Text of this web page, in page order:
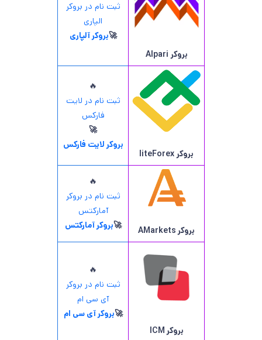
بروکر Alpari
ثبت نام در بروکر
الپاری
🚀بروکر آلپاری
بروکر liteForex
🔥
ثبت نام در لایت
فارکس
🚀
بروکر لایت فارکس
بروکر AMarkets
🔥
ثبت نام در بروکر
آمارکتس
🚀بروکر آمارکتس
بروکر ICM
🔥
ثبت نام در بروکر
آی سی ام
🚀بروکر آی سی ام